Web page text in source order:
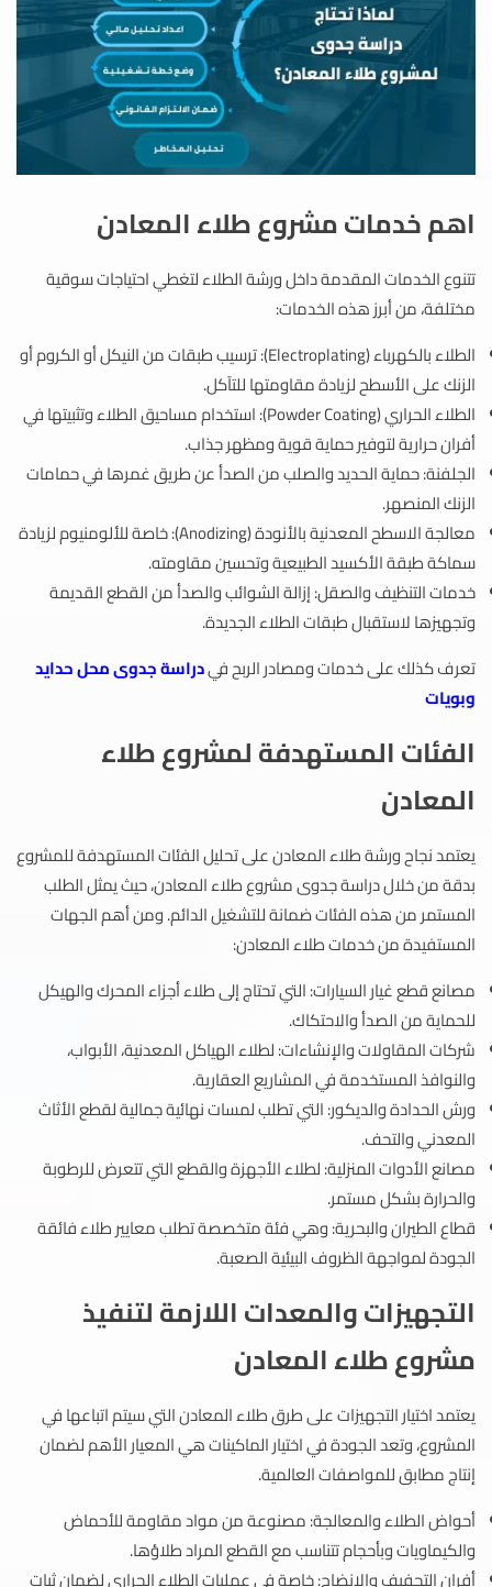
اهم خدمات مشروع طلاء المعادن
تتنوع الخدمات المقدمة داخل ورشة الطلاء لتغطي احتياجات سوقية
مختلفة، من أبرز هذه الخدمات:
الطلاء بالكهرباء (Electroplating): ترسيب طبقات من النيكل أو الكروم أو
الزنك على الأسطح لزيادة مقاومتها للتآكل.
الطلاء الحراري (Powder Coating): استخدام مساحيق الطلاء وتثبيتها في
أفران حرارية لتوفير حماية قوية ومظهر جذاب.
الجلفنة: حماية الحديد والصلب من الصدأ عن طريق غمرها في حمامات
الزنك المنصهر.
معالجة الاسطح المعدنية بالأنودة (Anodizing): خاصة للألومنيوم لزيادة
سماكة طبقة الأكسيد الطبيعية وتحسين مقاومته.
خدمات التنظيف والصقل: إزالة الشوائب والصدأ من القطع القديمة
وتجهيزها لاستقبال طبقات الطلاء الجديدة.
تعرف كذلك على خدمات ومصادر الربح فيدراسة جدوى محل حدايد
وبويات
الفئات المستهدفة لمشروع طلاء
المعادن
يعتمد نجاح ورشة طلاء المعادن على تحليل الفئات المستهدفة للمشروع
بدقة من خلال دراسة جدوى مشروع طلاء المعادن، حيث يمثل الطلب
المستمر من هذه الفئات ضمانة للتشغيل الدائم. ومن أهم الجهات
المستفيدة من خدمات طلاء المعادن:
مصانع قطع غيار السيارات: التي تحتاج إلى طلاء أجزاء المحرك والهيكل
للحماية من الصدأ والاحتكاك.
شركات المقاولات والإنشاءات: لطلاء الهياكل المعدنية، الأبواب،
والنوافذ المستخدمة في المشاريع العقارية.
ورش الحدادة والديكور: التي تطلب لمسات نهائية جمالية لقطع الأثاث
المعدني والتحف.
مصانع الأدوات المنزلية: لطلاء الأجهزة والقطع التي تتعرض للرطوبة
والحرارة بشكل مستمر.
قطاع الطيران والبحرية: وهي فئة متخصصة تطلب معايير طلاء فائقة
الجودة لمواجهة الظروف البيئية الصعبة.
التجهيزات والمعدات اللازمة لتنفيذ
مشروع طلاء المعادن
يعتمد اختيار التجهيزات على طرق طلاء المعادن التي سيتم اتباعها في
المشروع، وتعد الجودة في اختيار الماكينات هي المعيار الأهم لضمان
إنتاج مطابق للمواصفات العالمية.
أحواض الطلاء والمعالجة: مصنوعة من مواد مقاومة للأحماض
والكيماويات وبأحجام تتناسب مع القطع المراد طلاؤها.
أفران التجفيف والإنضاج: خاصة في عمليات الطلاء الحراري لضمان ثبات